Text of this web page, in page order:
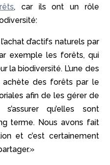
, car ils ont un rôle
d’actifs naturels par
exemple les forêts, qui
la biodiversité. L’une des
achète des forêts par le
afin de les gérer de
qu’elles sont
terme. Nous avons fait
et c’est certainement